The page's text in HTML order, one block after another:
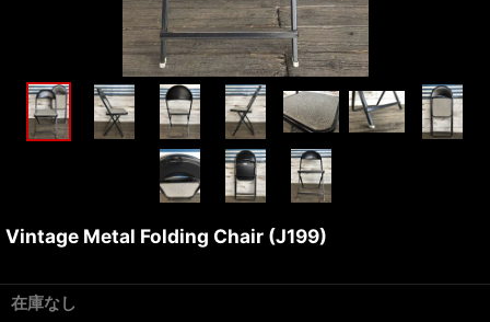
Vintage Metal Folding Chair (J199)
在庫なし